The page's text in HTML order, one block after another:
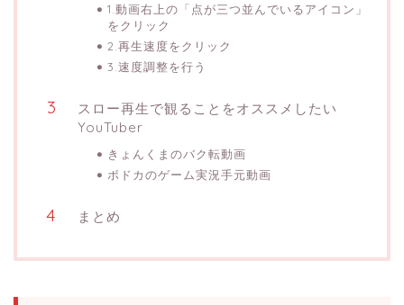
1.動画右上の「点が三つ並んでいるアイコン」
をクリック
2.再生速度をクリック
3.速度調整を行う
スロー再生で観ることをオススメしたい
YouTuber
きょんくまのバク転動画
ボドカのゲーム実況手元動画
まとめ